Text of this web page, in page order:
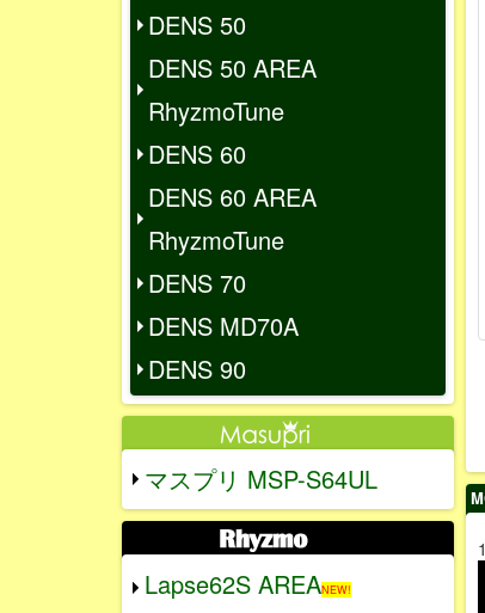
DENS 50
DENS 50 AREA
RhyzmoTune
DENS 60
DENS 60 AREA
RhyzmoTune
DENS 70
DENS MD70A
DENS 90
マスプリ MSP-S64UL
Lapse62S AREANEW!